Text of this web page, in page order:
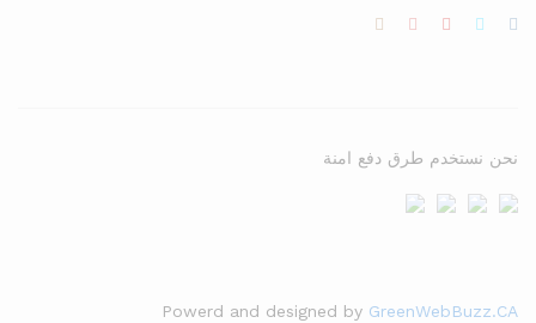
Powerd and designed by GreenWebBuzz.CA
نحن نستخدم طرق دفع امنة